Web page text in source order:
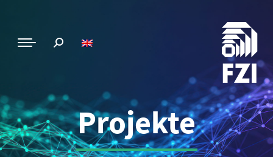
Projekte